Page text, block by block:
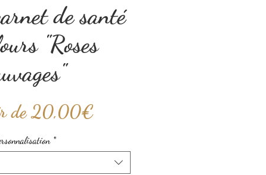
de santé
"Roses
de20,00€Prix
*